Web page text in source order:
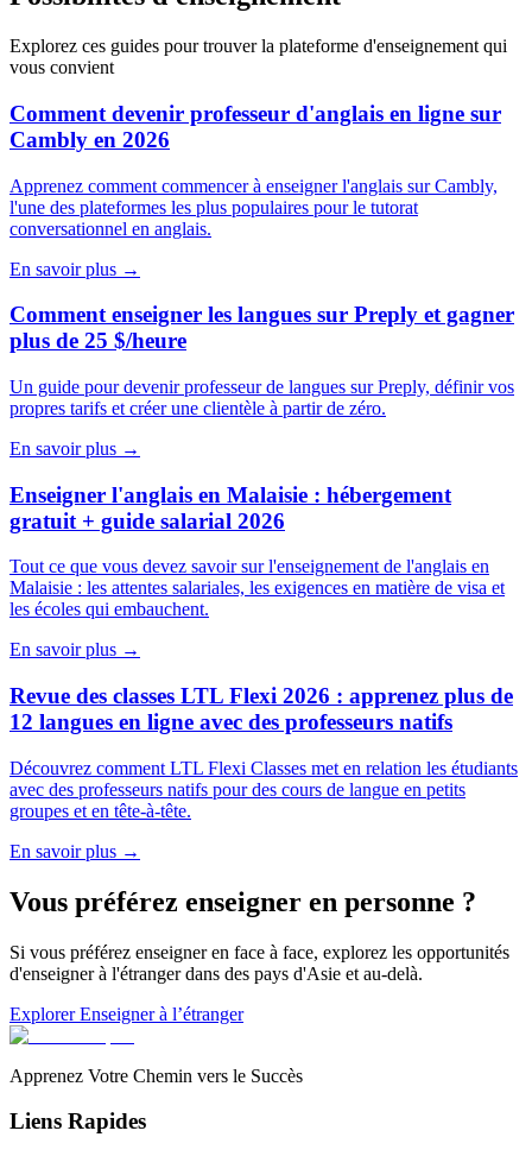
Explorez ces guides pour trouver la plateforme d'enseignement qui
vous convient
Comment devenir professeur d'anglais en ligne sur
Cambly en 2026
Apprenez comment commencer à enseigner l'anglais sur Cambly,
l'une des plateformes les plus populaires pour le tutorat
conversationnel en anglais.
En savoir plus →
Comment enseigner les langues sur Preply et gagner
plus de 25 $/heure
Un guide pour devenir professeur de langues sur Preply, définir vos
propres tarifs et créer une clientèle à partir de zéro.
En savoir plus →
Enseigner l'anglais en Malaisie : hébergement
gratuit + guide salarial 2026
Tout ce que vous devez savoir sur l'enseignement de l'anglais en
Malaisie : les attentes salariales, les exigences en matière de visa et
les écoles qui embauchent.
En savoir plus →
Revue des classes LTL Flexi 2026 : apprenez plus de
12 langues en ligne avec des professeurs natifs
Découvrez comment LTL Flexi Classes met en relation les étudiants
avec des professeurs natifs pour des cours de langue en petits
groupes et en tête-à-tête.
En savoir plus →
Vous préférez enseigner en personne ?
Si vous préférez enseigner en face à face, explorez les opportunités
d'enseigner à l'étranger dans des pays d'Asie et au-delà.
Explorer Enseigner à l’étranger
Apprenez Votre Chemin vers le Succès
Liens Rapides